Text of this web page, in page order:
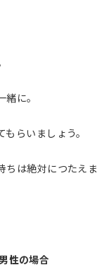
に。
らいましょう。
ちは絶対につたえま
性の場合